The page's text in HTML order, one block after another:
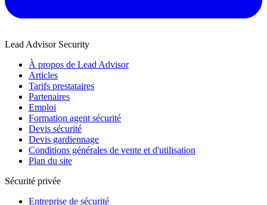
Lead Advisor Security
À propos de Lead Advisor
Articles
Tarifs prestataires
Partenaires
Emploi
Formation agent sécurité
Devis sécurité
Devis gardiennage
Conditions générales de vente et d'utilisation
Plan du site
Sécurité privée
Entreprise de sécurité